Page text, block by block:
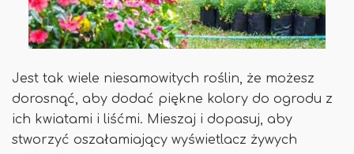
Jest tak wiele niesamowitych roślin, że możesz
dorosnąć, aby dodać piękne kolory do ogrodu z
ich kwiatami i liśćmi. Mieszaj i dopasuj, aby
stworzyć oszałamiający wyświetlacz żywych